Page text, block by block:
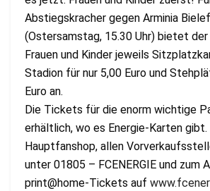
Abstiegskracher gegen Arminia
(Ostersamstag, 15.30 Uhr) bietet der
Frauen und Kinder jeweils
Stadion für nur 5,00 Euro und
Euro an.
Die Tickets für die enorm wichtige
erhältlich, wo es Energie-Karten gibt.
Hauptfanshop, allen
unter 01805 – FCENERGIE und zum
print@home-Tickets auf